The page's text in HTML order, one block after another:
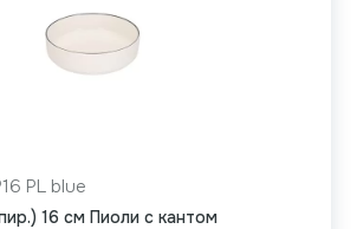
PL blue
16 см Пиоли с кантом